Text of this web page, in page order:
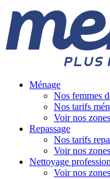
Ménage
Nos femmes
Nos tarifs
Voir nos
Repassage
Nos tarifs
Voir nos
Nettoyage
Voir nos